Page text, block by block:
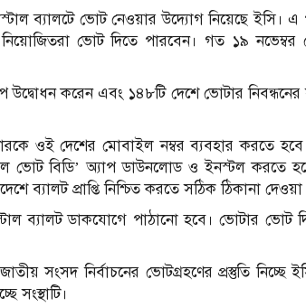
ব্যালটে ভোট নেওয়ার উদ্যোগ নিয়েছে ইসি। এ
ভোট দিতে পারবেন। গত ১৯
উদ্বোধন করেন এবং ১৪৮টি দেশে ভোটার
ওই দেশের মোবাইল নম্বর ব্যবহার করতে হবে।
ভোট বিডি’ অ্যাপ ডাউনলোড ও ইনস্টল করতে
ব্যালট প্রাপ্তি নিশ্চিত করতে সঠিক ঠিকানা
ব্যালট ডাকযোগে পাঠানো হবে। ভোটার ভোট
সংসদ নির্বাচনের ভোটগ্রহণের প্রস্তুতি নিচ্ছে
সংস্থাটি।